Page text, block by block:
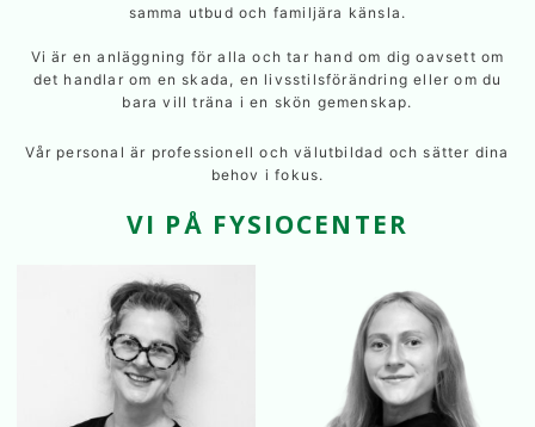
samma utbud och familjära känsla.
Vi är en anläggning för alla och tar hand om dig oavsett om
det handlar om en skada, en livsstilsförändring eller om du
bara vill träna i en skön gemenskap.
Vår personal är professionell och välutbildad och sätter dina
behov i fokus.
VI PÅ FYSIOCENTER